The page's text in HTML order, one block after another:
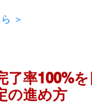
＞
了率100%
の進め方